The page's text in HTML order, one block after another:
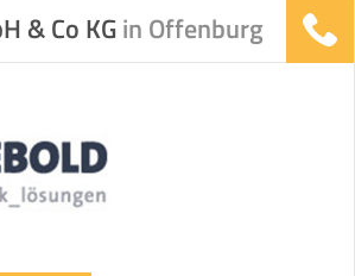
für Tragen und
& Co KGin Offenburg